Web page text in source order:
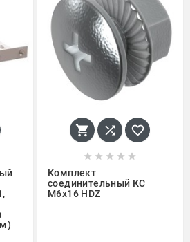
  
    
Комплект
соединительный КС
М6х16 HDZ